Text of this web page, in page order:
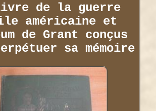
de la guerre
américaine et
de Grant conçus
sa mémoire